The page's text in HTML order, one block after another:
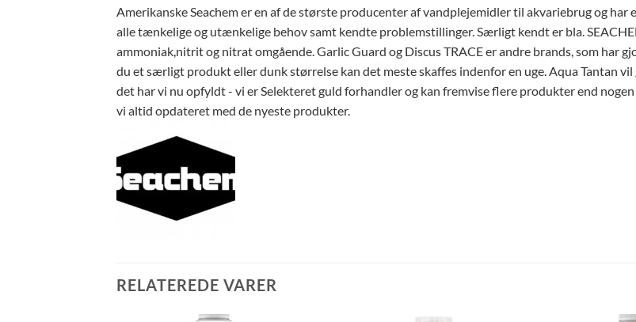
Amerikanske Seachem er en af de største producenter af vandplejemidler til akvariebrug og
alle tænkelige og utænkelige behov samt kendte problemstillinger. Særligt kendt er bla.
ammoniak,nitrit og nitrat omgående. Garlic Guard og Discus TRACE er andre brands, som har
du et særligt produkt eller dunk størrelse kan det meste skaffes indenfor en uge. Aqua Tantan
det har vi nu opfyldt - vi er Selekteret guld forhandler og kan fremvise flere produkter end
vi altid opdateret med de nyeste produkter.
RELATEREDE VARER